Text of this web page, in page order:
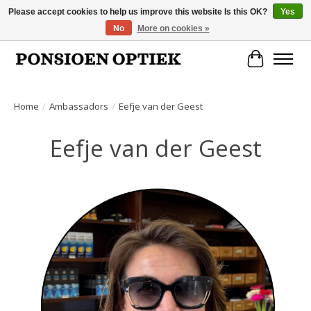
Openingstijden: dinsdag, donderdag, vrijdag, zaterdag van 10.00 t/m 17.00 uur
Cart
Home / Ambassadors / Eefje van der Geest
Eefje van der Geest
Please accept cookies to help us improve this website Is this OK?
Yes
No
More on cookies »